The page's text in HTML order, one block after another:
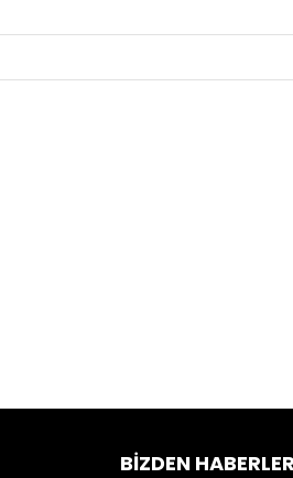
BIZDEN HABERLER